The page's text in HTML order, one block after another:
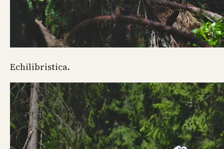
Echilibristica.